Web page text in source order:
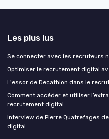
Les plus lus
Se connecter avec les recruteurs
Optimiser le recrutement digital
L'essor de Decathlon dans le
Comment accéder et utiliser
recrutement digital
Interview de Pierre Quatrefages
digital